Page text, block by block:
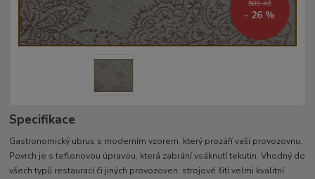
509 Kč
- 26 %
Specifikace
Gastronomický ubrus s moderním vzorem, který prozáří vaši provozovnu.
Povrch je s teflonovou úpravou, která zabrání vsáknutí tekutin. Vhodný do
všech typů restaurací či jiných provozoven. strojové šití velmi kvalitní